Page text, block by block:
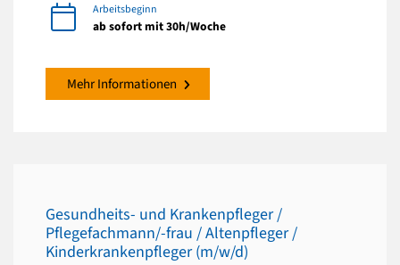
Arbeitsbeginn
ab sofort mit 30h/Woche
Mehr Informationen
Gesundheits- und Krankenpfleger /
Pflegefachmann/-frau / Altenpfleger /
Kinderkrankenpfleger (m/w/d)